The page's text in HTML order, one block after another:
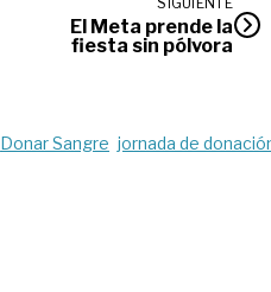
El Meta prende la
fiesta sin pólvora
Donar Sangre jornada de